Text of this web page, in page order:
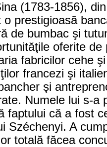
(1783-1856),
prestigioasă
de bumbac şi
oferite
fabricilor cehe
francezi şi
şi
Numele lui s-a
faptului că a fost
Széchenyi. A
totală făcea